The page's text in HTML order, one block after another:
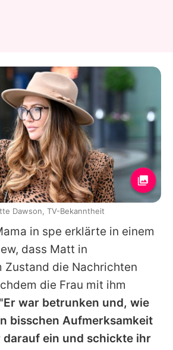
in spe erklärte in einem
dass Matt in
Zustand die Nachrichten
die Frau mit ihm
"Er war betrunken und, wie
bisschen Aufmerksamkeit
darauf ein und schickte ihr
Dawson, TV-Bekanntheit